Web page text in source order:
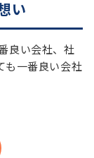
い
良い会社、社
も一番良い会社